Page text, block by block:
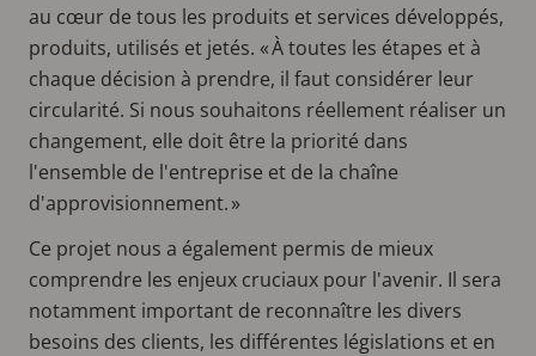
au cœur de tous les produits et services développés,
produits, utilisés et jetés. « À toutes les étapes et à
chaque décision à prendre, il faut considérer leur
circularité. Si nous souhaitons réellement réaliser un
changement, elle doit être la priorité dans
l'ensemble de l'entreprise et de la chaîne
d'approvisionnement. »
Ce projet nous a également permis de mieux
comprendre les enjeux cruciaux pour l'avenir. Il sera
notamment important de reconnaître les divers
besoins des clients, les différentes législations et en